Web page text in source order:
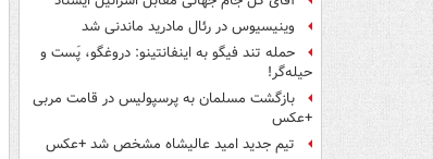
وینیسیوس در رئال مادرید ماندنی شد
حمله تند فیگو به اینفانتینو: دروغگو، پَست‌ و
حیله‌گر!
بازگشت مسلمان به پرسپولیس در قامت مربی
+عکس
تیم جدید امید عالیشاه مشخص شد +عکس